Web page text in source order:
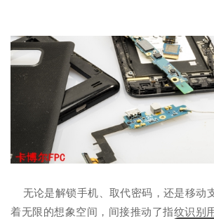
无论是解锁手机、取代密码，还是移动
着无限的想象空间，间接推动了指纹识别